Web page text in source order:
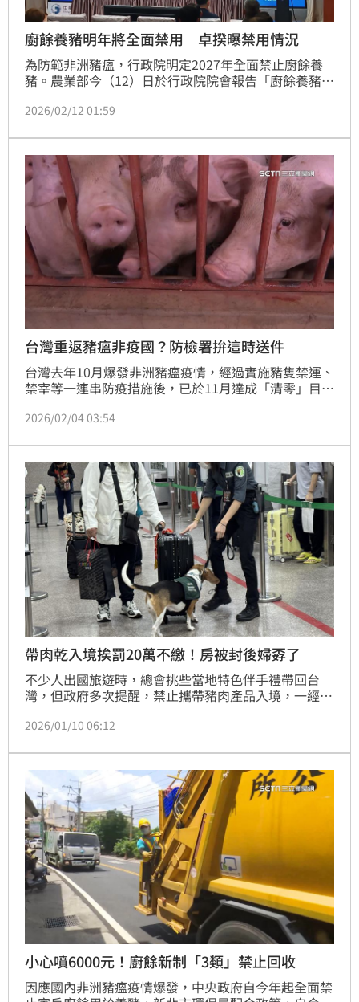
廚餘養豬明年將全面禁用 卓揆曝禁用情況
為防範非洲豬瘟，行政院明定2027年全面禁止廚餘養
豬。農業部今（12）日於行政院院會報告「廚餘養豬轉
場，已經有192場表達不再使用廚餘養豬，占了48%的
2026/02/12 01:59
台灣重返豬瘟非疫國？防檢署拚這時送件
台灣去年10月爆發非洲豬瘟疫情，經過實施豬隻禁運、
禁宰等一連串防疫措施後，已於11月達成「清零」目
豬瘟非疫區，讓台灣豬肉可以再次行銷到國外。防檢署
2026/02/04 03:54
帶肉乾入境挨罰20萬不繳！房被封後婦孬了
不少人出國旅遊時，總會挑些當地特色伴手禮帶回台
灣，但政府多次提醒，禁止攜帶豬肉產品入境，一經查
林姓女子透過小三通返國時，攜帶一盒豬肉乾入境遭裁
動產以保全執行，林女得知後嚇得立即將20萬元罰鍰繳
清。
2026/01/10 06:12
小心噴6000元！廚餘新制「3類」禁止回收
因應國內非洲豬瘟疫情爆發，中央政府自今年起全面禁